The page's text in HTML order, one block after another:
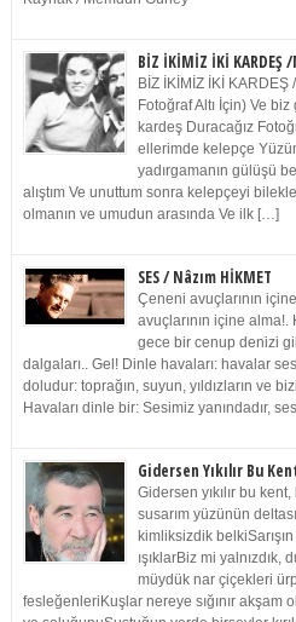
BİZ İKİMİZ İKİ KARDEŞ
BİZ İKİMİZ İKİ
Fotoğraf Altı İçin) Ve
kardeş Duracağız
ellerimde kelepçe
yadırgamanın gülüşü
alıştım Ve unuttum sonra kelepçeyi
olmanın ve umudun arasında Ve ilk […]
SES / Nâzım HİKMET
Çeneni avuçlarının
avuçlarının içine
gece bir cenup denizi
dalgaları.. Gel! Dinle havaları: havalar
doludur: toprağın, suyun, yıldızların ve
Havaları dinle bir: Sesimiz yanındadır,
Gidersen Yıkılır Bu
Gidersen yıkılır bu
susarım yüzünün
kimliksizdik
ışıklarBiz mi
müydük nar çiçekleri
fesleğenleriKuşlar nereye sığınır